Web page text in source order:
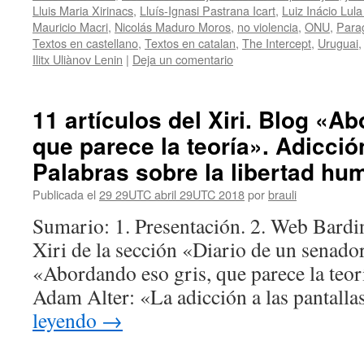
Lluis Maria Xirinacs, Lluís-Ignasi Pastrana Icart, Luiz Inácio
Mauricio Macri, Nicolás Maduro Moros, no violencia, ONU,
Textos en castellano, Textos en catalan, The Intercept, Uruguai,
Ilitx Uliànov Lenin | Deja un comentario
11 artículos del Xiri. Blog
que parece la teoría».
Palabras sobre la libertad
Publicada el 29 29UTC abril 29UTC 2018porbrauli
Sumario: 1. Presentación. 2. Web
Xiri de la sección «Diario de un
«Abordando eso gris, que parece la
Adam Alter: «La adicción a las
leyendo →